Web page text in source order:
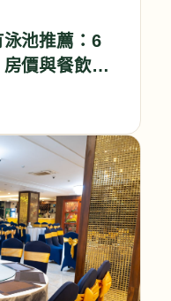
池推薦：6
價與餐飲全